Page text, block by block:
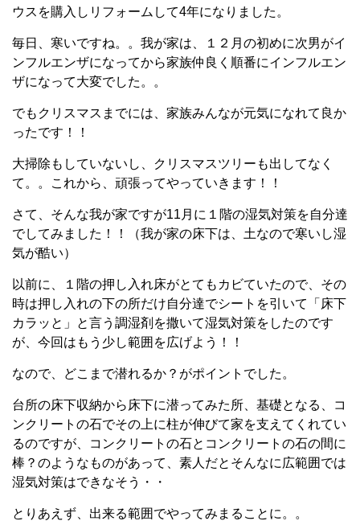
ウスを購入しリフォームして4年になりました。
毎日、寒いですね。。我が家は、１２月の初めに次男がイ
ンフルエンザになってから家族仲良く順番にインフルエン
ザになって大変でした。。
でもクリスマスまでには、家族みんなが元気になれて良か
ったです！！
大掃除もしていないし、クリスマスツリーも出してなく
て。。これから、頑張ってやっていきます！！
さて、そんな我が家ですが11月に１階の湿気対策を自分達
でしてみました！！（我が家の床下は、土なので寒いし湿
気が酷い）
以前に、１階の押し入れ床がとてもカビていたので、その
時は押し入れの下の所だけ自分達でシートを引いて「床下
カラッと」と言う調湿剤を撒いて湿気対策をしたのです
が、今回はもう少し範囲を広げよう！！
なので、どこまで潜れるか？がポイントでした。
台所の床下収納から床下に潜ってみた所、基礎となる、コ
ンクリートの石でその上に柱が伸びて家を支えてくれてい
るのですが、コンクリートの石とコンクリートの石の間に
棒？のようなものがあって、素人だとそんなに広範囲では
湿気対策はできなそう・・
とりあえず、出来る範囲でやってみまることに。。